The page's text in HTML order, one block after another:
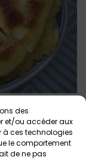
des
et/ou accéder aux
à ces technologies
le comportement
de ne pas
/ La